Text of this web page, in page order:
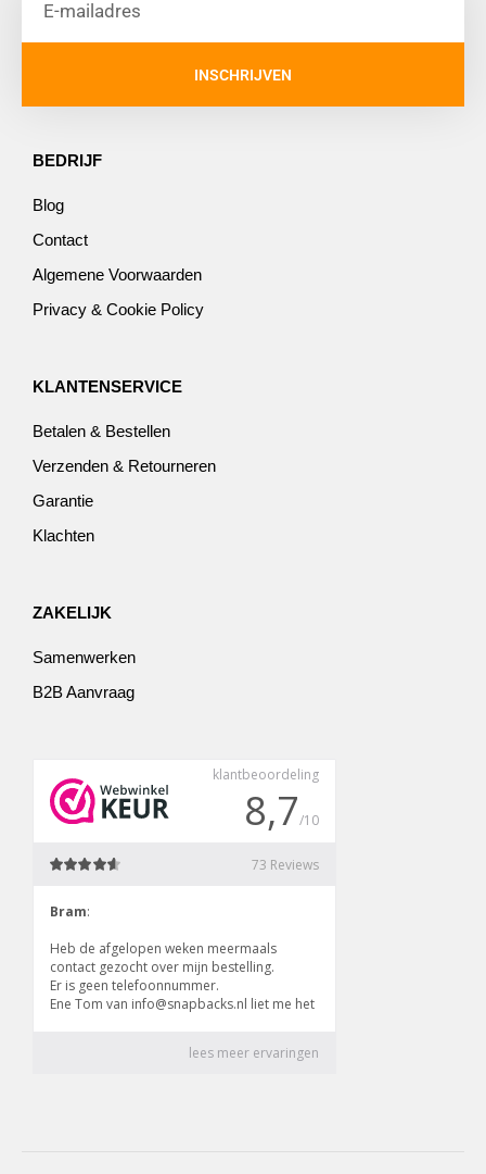
INSCHRIJVEN
BEDRIJF
Blog
Contact
Algemene Voorwaarden
Privacy & Cookie Policy
KLANTENSERVICE
Betalen & Bestellen
Verzenden & Retourneren
Garantie
Klachten
ZAKELIJK
Samenwerken
B2B Aanvraag